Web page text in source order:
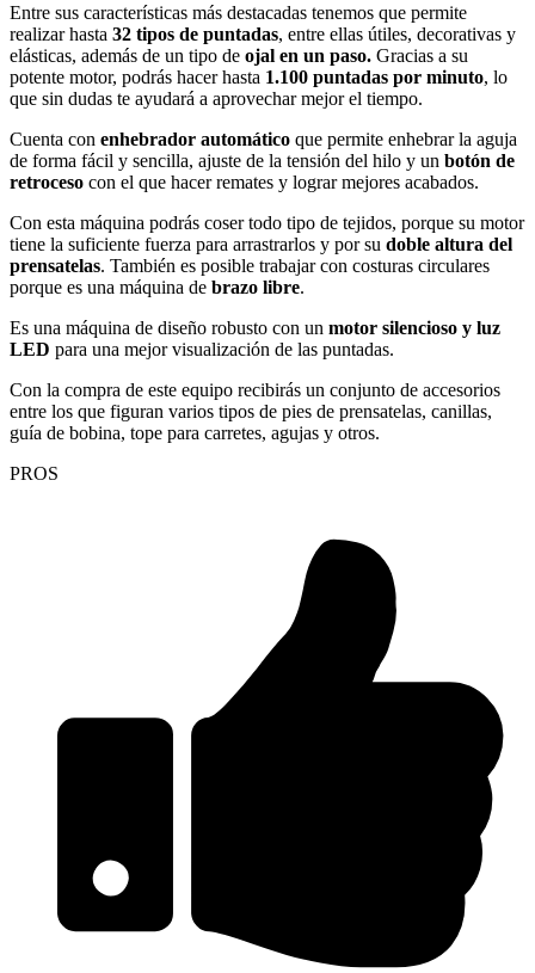
Entre sus características más destacadas tenemos que permite
realizar hasta 32 tipos de puntadas, entre ellas útiles, decorativas y
elásticas, además de un tipo de ojal en un paso. Gracias a su
potente motor, podrás hacer hasta 1.100 puntadas por minuto, lo
que sin dudas te ayudará a aprovechar mejor el tiempo.
Cuenta con enhebrador automático que permite enhebrar la aguja
de forma fácil y sencilla, ajuste de la tensión del hilo y un botón de
retroceso con el que hacer remates y lograr mejores acabados.
Con esta máquina podrás coser todo tipo de tejidos, porque su motor
tiene la suficiente fuerza para arrastrarlos y por su doble altura del
prensatelas. También es posible trabajar con costuras circulares
porque es una máquina de brazo libre.
Es una máquina de diseño robusto con un motor silencioso y luz
LED para una mejor visualización de las puntadas.
Con la compra de este equipo recibirás un conjunto de accesorios
entre los que figuran varios tipos de pies de prensatelas, canillas,
guía de bobina, tope para carretes, agujas y otros.
PROS